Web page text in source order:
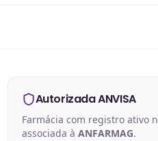
Autorizada ANVISA
Farmácia com registro ativo
associada à ANFARMAG.